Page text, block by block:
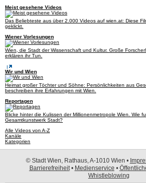
Meist gesehene Videos
Das Beliebteste aus über 2.000 Videos auf wien.at: Diese
geklickt.
Wiener Vorlesungen
Wien, die Stadt der Wissenschaft und Kultur. Große
erklären ihr Tun.
Wir und Wien
Heimat großer Töchter und Söhne: Persönlichkeiten aus
beschreiben ihre Erfahrungen mit Wien.
Reportagen
Blicke hinter die Kulissen der Millionenmetropole Wien. Wie
Gesamtkunstwerk Stadt?
Alle Videos von A-Z
Kanäle
Kategorien
© Stadt Wien, Rathaus, A-1010 Wien •
Barrierefreiheit• Medienservice •
Whistleblowing